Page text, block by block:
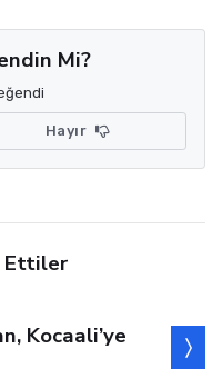
Mi?
Hayır
Ettiler
Kocaali’ye